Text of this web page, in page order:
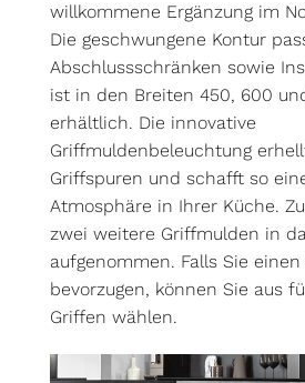
willkommene Ergänzung im
Die geschwungene Kontur
Abschlussschränken sowie
ist in den Breiten 450, 600
erhältlich. Die innovative
Griffmuldenbeleuchtung
Griffspuren und schafft so
Atmosphäre in Ihrer Küche.
zwei weitere Griffmulden in
aufgenommen. Falls Sie
bevorzugen, können Sie aus
Griffen wählen.